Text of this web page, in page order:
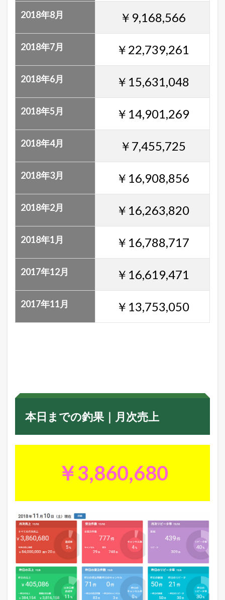
2018年8月 ￥9,168,566
2018年7月 ￥22,739,261
2018年6月 ￥15,631,048
2018年5月 ￥14,901,269
2018年4月 ￥7,455,725
2018年3月 ￥16,908,856
2018年2月 ￥16,263,820
2018年1月 ￥16,788,717
2017年12月 ￥16,619,471
2017年11月 ￥13,753,050
本日までの釣果｜月次売上
￥3,860,680